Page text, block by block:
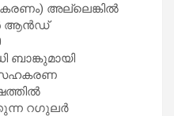
അല്ലെങ്കില്‍
ആന്‍ഡ്
സഹകരണ
റഗുലര്‍